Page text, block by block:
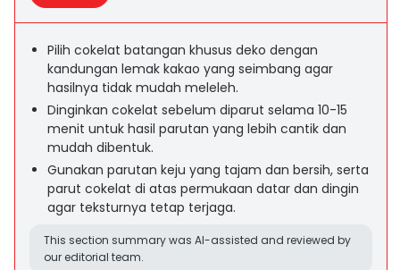
Pilih cokelat batangan khusus deko dengan
kandungan lemak kakao yang seimbang agar
hasilnya tidak mudah meleleh.
Dinginkan cokelat sebelum diparut selama 10-15
menit untuk hasil parutan yang lebih cantik dan
mudah dibentuk.
Gunakan parutan keju yang tajam dan bersih, serta
parut cokelat di atas permukaan datar dan dingin
agar teksturnya tetap terjaga.
This section summary was AI-assisted and reviewed by
our editorial team.